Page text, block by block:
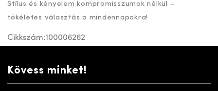
Stílus és kényelem kompromisszumok nélkül –
tökéletes választás a mindennapokra!
Cikkszám:100006262
Kövess minket!